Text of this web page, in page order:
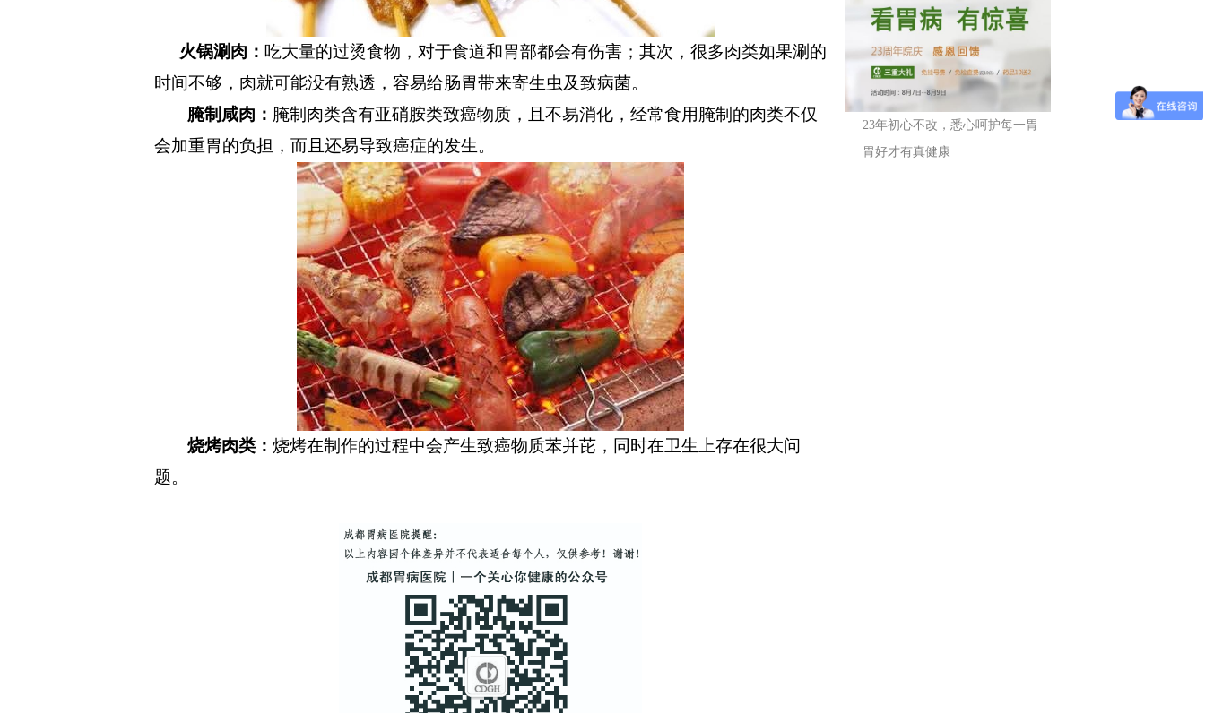
23年初心不改，悉心呵护每一胃
胃好才有真健康
火锅涮肉： 吃大量的过烫食物，对于食道和胃部都会有伤害；其次，很多肉类如果涮的
时间不够，肉就可能没有熟透，容易给肠胃带来寄生虫及致病菌。
腌制咸肉： 腌制肉类含有亚硝胺类致癌物质，且不易消化，经常食用腌制的肉类不仅
会加重胃的负担，而且还易导致癌症的发生。
烧烤肉类： 烧烤在制作的过程中会产生致癌物质苯并芘，同时在卫生上存在很大问
题。